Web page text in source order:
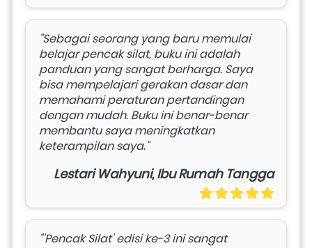
"Sebagai seorang yang baru memulai
belajar pencak silat, buku ini adalah
panduan yang sangat berharga. Saya
bisa mempelajari gerakan dasar dan
memahami peraturan pertandingan
dengan mudah. Buku ini benar-benar
membantu saya meningkatkan
keterampilan saya."
Lestari Wahyuni, Ibu Rumah Tangga
"'Pencak Silat' edisi ke-3 ini sangat